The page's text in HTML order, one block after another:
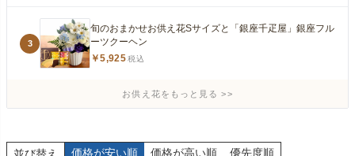
3
旬のおまかせお供え花Sサイズと「銀座千疋屋」銀座フル
ーツクーヘン
￥5,925税込
お供え花をもっと見る
価格が安い順 価格が高い順 優先度順